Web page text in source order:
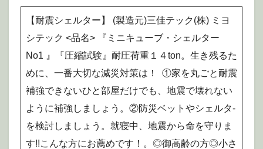
【耐震シェルター】 (製造元)三佳テック(株) ミヨ
シテック <品名> 『ミニキューブ・シェルター
No1 』『圧縮試験』耐圧荷重１４ton。生き残るた
めに、一番大切な減災対策は！ ①家を丸ごと耐震
補強できないひと部屋だけでも、地震で壊れない
ように補強しましょう。②防災ベットやシェルタ-
を検討しましょう。就寝中、地震から命を守りま
す!!こんな方にお薦めです！。◎御高齢の方◎小さ